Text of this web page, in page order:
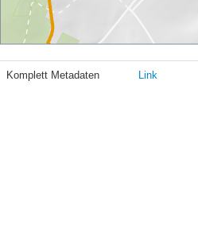
Komplett Metadaten Link